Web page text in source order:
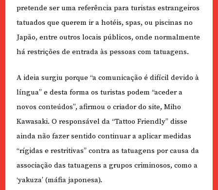
pretende ser uma referência para turistas estrangeiros
tatuados que querem ir a hotéis, spas, ou piscinas no
Japão, entre outros locais públicos, onde normalmente
há restrições de entrada às pessoas com tatuagens.
A ideia surgiu porque “a comunicação é difícil devido à
língua” e desta forma os turistas podem “aceder a
novos conteúdos”, afirmou o criador do site, Miho
Kawasaki. O responsável da “Tattoo Friendly” disse
ainda não fazer sentido continuar a aplicar medidas
“rígidas e restritivas” contra as tatuagens por causa da
associação das tatuagens a grupos criminosos, como a
‘yakuza’ (máfia japonesa).